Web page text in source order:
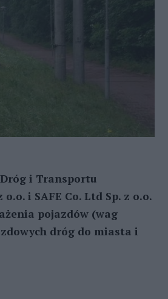
i Transportu
i SAFE Co. Ltd Sp. z o.o.
pojazdów (wag
dróg do miasta i